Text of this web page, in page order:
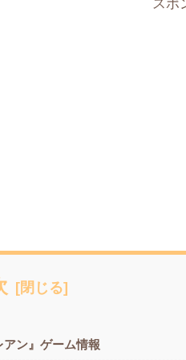
スポ
アン』ゲーム情報